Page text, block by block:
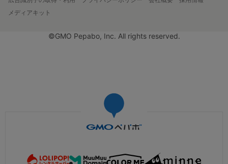
メディアキット
©GMO Pepabo, Inc. All rights reserved.